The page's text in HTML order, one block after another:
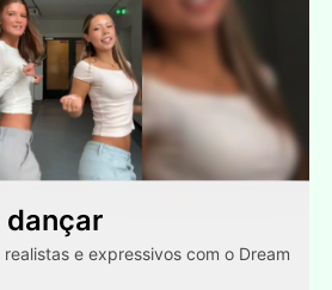
dançar
e expressivos com o Dream